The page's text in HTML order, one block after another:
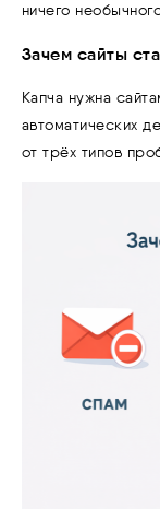
ничего
Зачем сайты
Капча нужна
автоматических
от трёх типов